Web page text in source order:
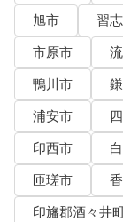
旭市
習
市原市
鴨川市
浦安市
印西市
匝瑳市
印旛郡酒々井